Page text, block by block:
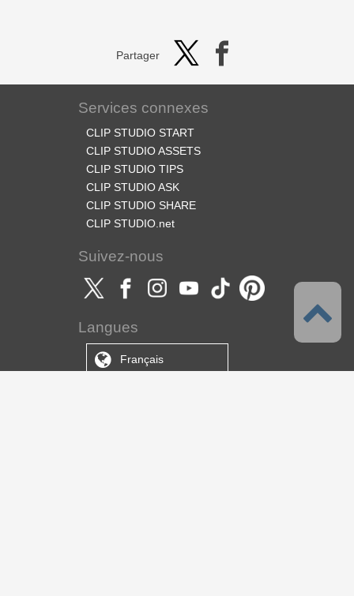
Partager
Services connexes
CLIP STUDIO START
CLIP STUDIO ASSETS
CLIP STUDIO TIPS
CLIP STUDIO ASK
CLIP STUDIO SHARE
CLIP STUDIO.net
Suivez-nous
Langues
Français